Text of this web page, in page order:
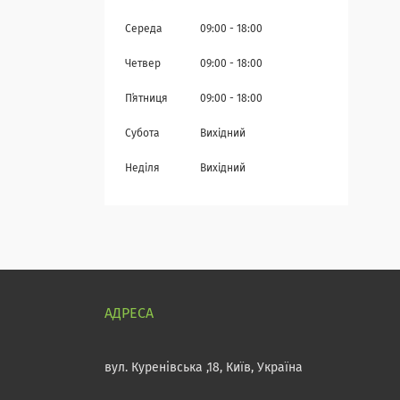
Середа 09:00 18:00
Четвер 09:00 18:00
Пʼятниця 09:00 18:00
Субота Вихідний
Неділя Вихідний
вул. Куренівська ,18, Київ, Україна